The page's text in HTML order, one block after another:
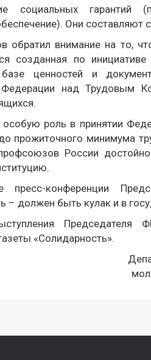
социальных гарантий
Они составляют
обратил внимание на то,
созданная по
ценностей и
Федерации над Трудовым
роль в принятии
прожиточного минимума
России
пресс-конференции
– должен быть кулак и в
«Солидарность».